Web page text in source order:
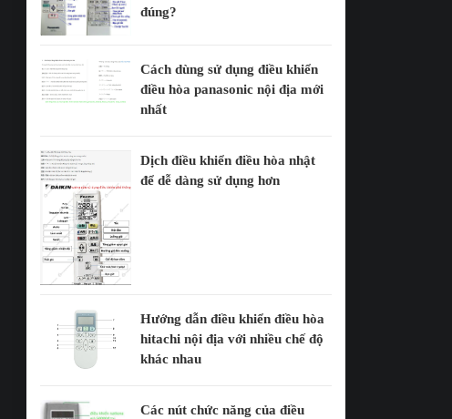
đúng?
Cách dùng sử dụng điều khiển
điều hòa panasonic nội địa mới
nhất
Dịch điều khiển điều hòa nhật
để dễ dàng sử dụng hơn
Hướng dẫn điều khiển điều hòa
hitachi nội địa với nhiều chế độ
khác nhau
Các nút chức năng của điều